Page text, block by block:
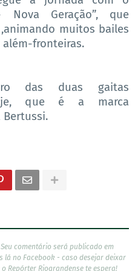
Nova Geração”, que
muitos bailes
além-fronteiras.
das duas gaitas
que é a marca
comentário será publicado em
lá no Facebook - caso desejar deixar
Repórter Riograndense te espera!